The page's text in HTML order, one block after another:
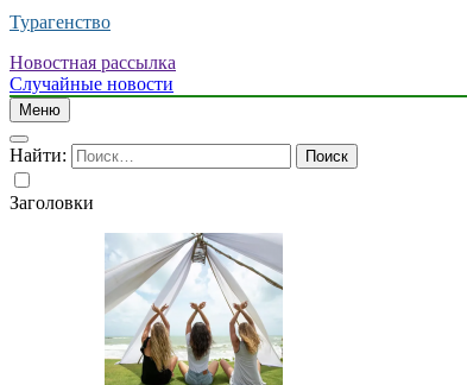
Турагенство
Новостная рассылка
Случайные новости
Меню
Найти:
Заголовки